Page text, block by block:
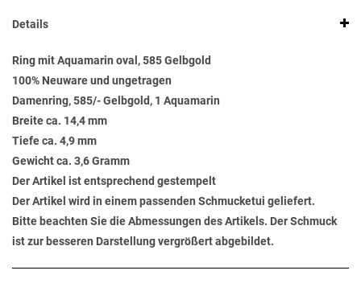
Details
Ring mit Aquamarin oval, 585 Gelbgold
100% Neuware und ungetragen
Damenring, 585/- Gelbgold, 1 Aquamarin
Breite ca. 14,4 mm
Tiefe ca. 4,9 mm
Gewicht ca. 3,6 Gramm
Der Artikel ist entsprechend gestempelt
Der Artikel wird in einem passenden Schmucketui geliefert.
Bitte beachten Sie die Abmessungen des Artikels. Der Schmuck
ist zur besseren Darstellung vergrößert abgebildet.